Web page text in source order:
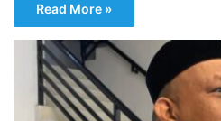
Read More »